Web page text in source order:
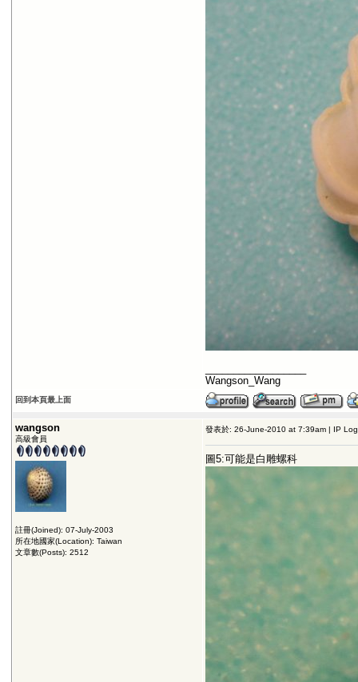
Wangson_Wang
回到本頁最上面
wangson
高級會員
註冊(Joined): 07-July-2003
所在地國家(Location): Taiwan
文章數(Posts): 2512
發表於: 26-June-2010 at 7:39am | IP
圖5:可能是白雕螺科